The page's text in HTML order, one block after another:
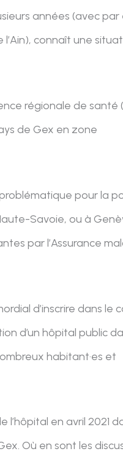
années (avec par
connaît une
régionale de santé
de Gex en zone
pour la
Savoie, ou à
par l’Assurance
d’inscrire dans le
d’un hôpital public
habitant·es et
en avril 2021
Où en sont les